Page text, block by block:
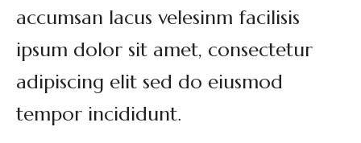
accumsan lacus velesinm facilisis
ipsum dolor sit amet, consectetur
adipiscing elit sed do eiusmod
tempor incididunt.